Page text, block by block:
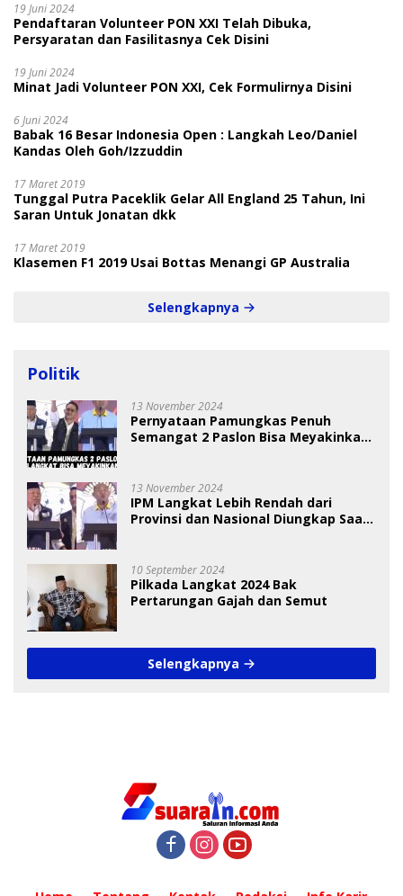
19 Juni 2024
Pendaftaran Volunteer PON XXI Telah Dibuka,
Persyaratan dan Fasilitasnya Cek Disini
19 Juni 2024
Minat Jadi Volunteer PON XXI, Cek Formulirnya Disini
6 Juni 2024
Babak 16 Besar Indonesia Open : Langkah Leo/Daniel
Kandas Oleh Goh/Izzuddin
17 Maret 2019
Tunggal Putra Paceklik Gelar All England 25 Tahun, Ini
Saran Untuk Jonatan dkk
17 Maret 2019
Klasemen F1 2019 Usai Bottas Menangi GP Australia
Selengkapnya
Politik
13 November 2024
Pernyataan Pamungkas Penuh
Semangat 2 Paslon Bisa Meyakinkan
13 November 2024
IPM Langkat Lebih Rendah dari
Provinsi dan Nasional Diungkap Saat
10 September 2024
Pilkada Langkat 2024 Bak
Pertarungan Gajah dan Semut
Selengkapnya